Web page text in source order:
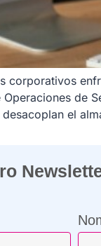
corporativos
de
el